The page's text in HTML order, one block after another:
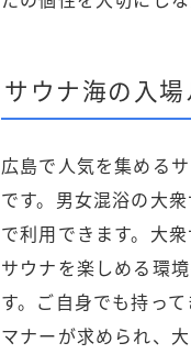
サウナ海の入
広島で人気を集める
です。男女混浴の大
で利用できます。大
サウナを楽しめる環
す。ご自身でも持っ
マナーが求められ、